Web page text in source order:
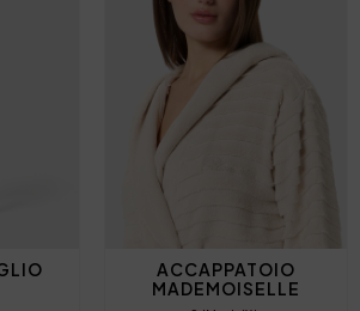
ACCAPPATOIO
MADEMOISELLE